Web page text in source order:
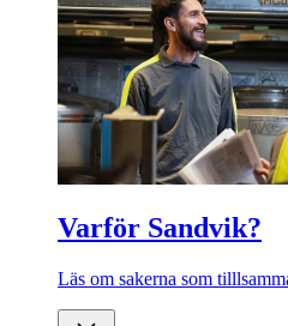
Varför Sandvik?
Läs om sakerna som